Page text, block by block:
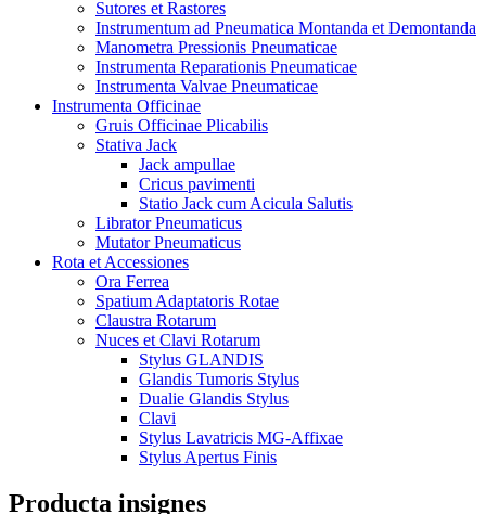
Sutores et Rastores
Instrumentum ad Pneumatica Montanda et Demontanda
Manometra Pressionis Pneumaticae
Instrumenta Reparationis Pneumaticae
Instrumenta Valvae Pneumaticae
Instrumenta Officinae
Gruis Officinae Plicabilis
Stativa Jack
Jack ampullae
Cricus pavimenti
Statio Jack cum Acicula Salutis
Librator Pneumaticus
Mutator Pneumaticus
Rota et Accessiones
Ora Ferrea
Spatium Adaptatoris Rotae
Claustra Rotarum
Nuces et Clavi Rotarum
Stylus GLANDIS
Glandis Tumoris Stylus
Dualie Glandis Stylus
Clavi
Stylus Lavatricis MG-Affixae
Stylus Apertus Finis
Producta insignes